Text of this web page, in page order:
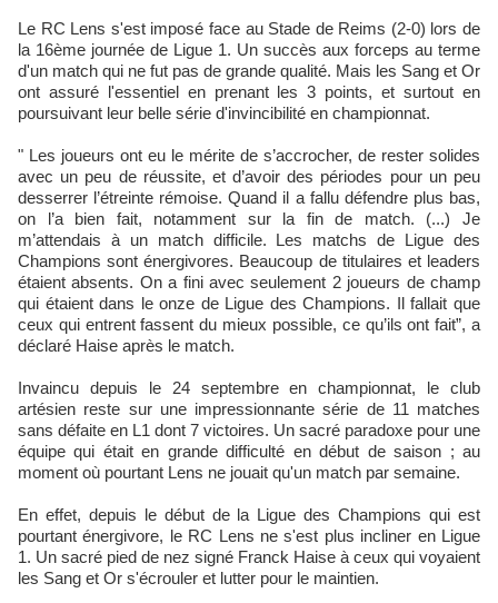
Le RC Lens s'est imposé face au Stade de Reims (2-0) lors de
la 16ème journée de Ligue 1. Un succès aux forceps au terme
d'un match qui ne fut pas de grande qualité. Mais les Sang et Or
ont assuré l'essentiel en prenant les 3 points, et surtout en
poursuivant leur belle série d'invincibilité en championnat.
" Les joueurs ont eu le mérite de s’accrocher, de rester solides
avec un peu de réussite, et d’avoir des périodes pour un peu
desserrer l’étreinte rémoise. Quand il a fallu défendre plus bas,
on l’a bien fait, notamment sur la fin de match. (...) Je
m’attendais à un match difficile. Les matchs de Ligue des
Champions sont énergivores. Beaucoup de titulaires et leaders
étaient absents. On a fini avec seulement 2 joueurs de champ
qui étaient dans le onze de Ligue des Champions. Il fallait que
ceux qui entrent fassent du mieux possible, ce qu’ils ont fait”, a
déclaré Haise après le match.
Invaincu depuis le 24 septembre en championnat, le club
artésien reste sur une impressionnante série de 11 matches
sans défaite en L1 dont 7 victoires. Un sacré paradoxe pour une
équipe qui était en grande difficulté en début de saison ; au
moment où pourtant Lens ne jouait qu'un match par semaine.
En effet, depuis le début de la Ligue des Champions qui est
pourtant énergivore, le RC Lens ne s'est plus incliner en Ligue
1. Un sacré pied de nez signé Franck Haise à ceux qui voyaient
les Sang et Or s'écrouler et lutter pour le maintien.